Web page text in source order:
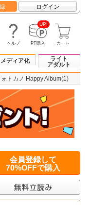
ログイン
ヘルプ
UP!
PT購入 カート
メディア化
ライト
アダルト
ォトカノ Happy Album(1)
会員登録して
70%OFFで購入